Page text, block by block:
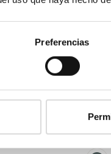
Preferencias
baño Manillons Torrent
cm de atornillar
−4%